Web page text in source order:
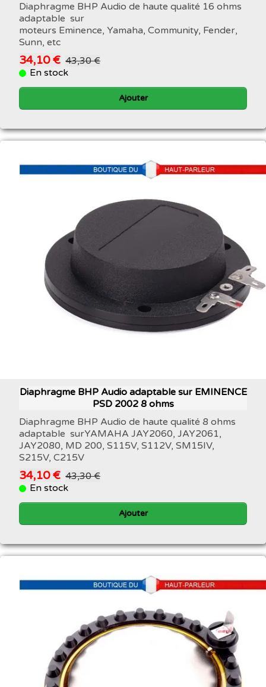
Diaphragme BHP Audio de haute qualité 16 ohms
adaptable sur
moteurs Eminence, Yamaha, Community, Fender,
Sunn, etc
34,10 € 43,30 €
En stock
Ajouter
Diaphragme BHP Audio adaptable sur EMINENCE
PSD 2002 8 ohms
Diaphragme BHP Audio de haute qualité 8 ohms
adaptable surYAMAHA JAY2060, JAY2061,
JAY2080, MD 200, S115V, S112V, SM15IV,
S215V, C215V
34,10 € 43,30 €
En stock
Ajouter